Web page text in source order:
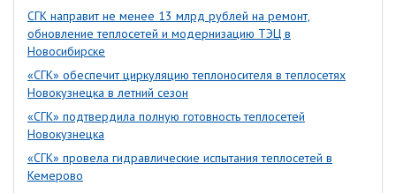
СГК направит не менее 13 млрд рублей на ремонт,
обновление теплосетей и модернизацию ТЭЦ в
Новосибирске
«СГК» обеспечит циркуляцию теплоносителя в теплосетях
Новокузнецка в летний сезон
«СГК» подтвердила полную готовность теплосетей
Новокузнецка
«СГК» провела гидравлические испытания теплосетей в
Кемерово